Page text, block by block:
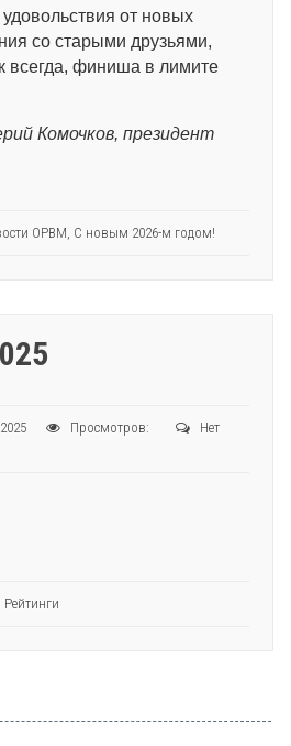
удовольствия от новых
со старыми друзьями,
всегда, финиша в лимите
Комочков, президент
ОРВМ, С новым 2026-м годом!
2025 Просмотров:
Нет
Рейтинги